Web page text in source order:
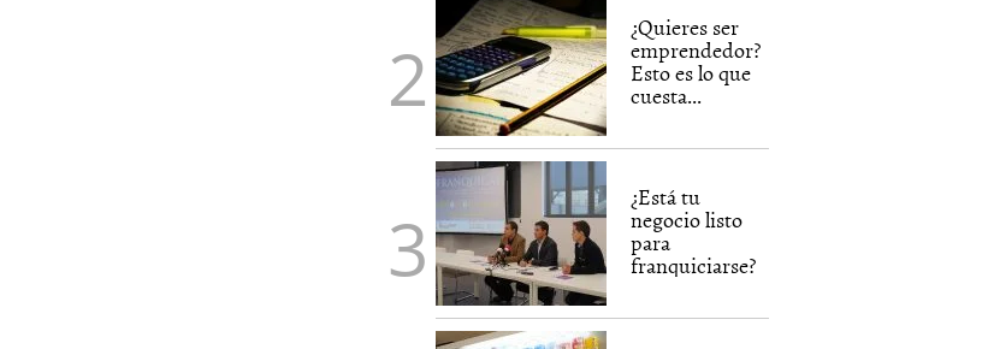
¿Quieres ser
emprendedor?
Esto es lo que
cuesta...
¿Está tu
negocio listo
para
franquiciarse?